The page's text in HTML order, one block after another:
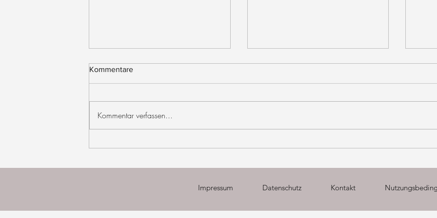
Kommentare
Kommentar verfassen...
Impressum Datenschutz Kontakt